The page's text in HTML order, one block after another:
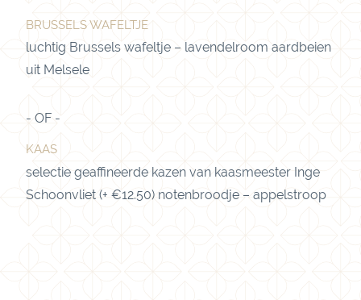
BRUSSELS WAFELTJE
luchtig Brussels wafeltje – lavendelroom aardbeien
uit Melsele
KAAS
selectie geaffineerde kazen van kaasmeester Inge
Schoonvliet (+ €12.50) notenbroodje – appelstroop